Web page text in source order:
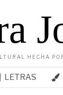
HECHA
LETRAS